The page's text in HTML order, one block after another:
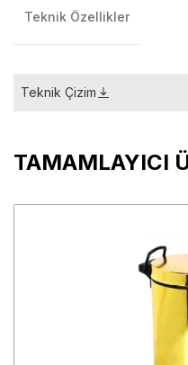
Teknik Özellikler
Teknik Çizim
TAMAMLAYICI